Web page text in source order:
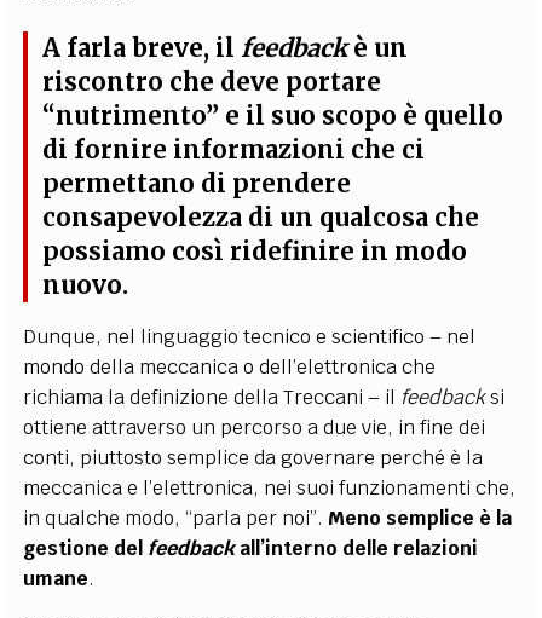
A farla breve, ilfeedbackè un
riscontro che deve portare
“nutrimento” e il suo scopo è quello
di fornire informazioni che ci
permettano di prendere
consapevolezza di un qualcosa che
possiamo così ridefinire in modo
nuovo.
Dunque, nel linguaggio tecnico e scientifico – nel
mondo della meccanica o dell’elettronica che
richiama la definizione della Treccani – il feedbacksi
ottiene attraverso un percorso a due vie, in fine dei
conti, piuttosto semplice da governare perché è la
meccanica e l’elettronica, nei suoi funzionamenti che,
in qualche modo, “parla per noi”. Meno semplice è la
gestione del feedbackall’interno delle relazioni
umane.